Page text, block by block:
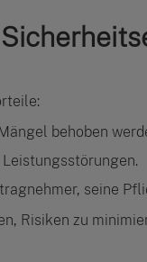
behoben
seine
Risiken zu